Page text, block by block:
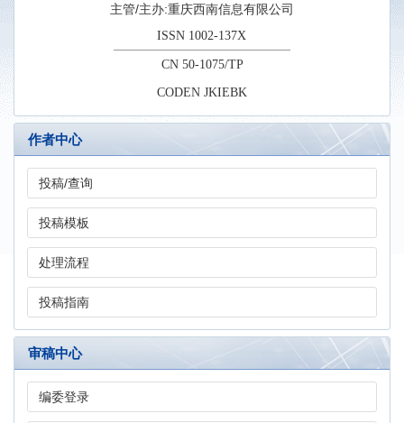
主管/主办:重庆西南信息有限公司
ISSN 1002-137X
CN 50-1075/TP
CODEN JKIEBK
作者中心
投稿/查询
投稿模板
处理流程
投稿指南
审稿中心
编委登录